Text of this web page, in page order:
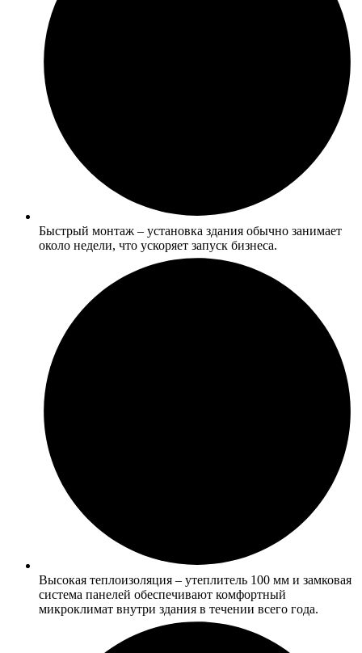
Быстрый монтаж – установка здания обычно занимает
около недели, что ускоряет запуск бизнеса.
Высокая теплоизоляция – утеплитель 100 мм и замковая
система панелей обеспечивают комфортный
микроклимат внутри здания в течении всего года.